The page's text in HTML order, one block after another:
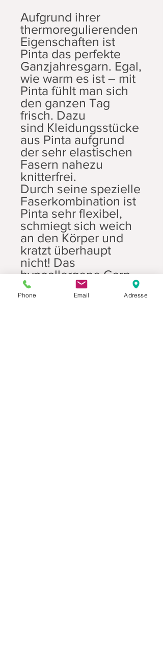
Aufgrund ihrer
thermoregulierenden
Eigenschaften ist
Pinta das perfekte
Ganzjahresgarn. Egal,
wie warm es ist – mit
Pinta fühlt man sich
den ganzen Tag
frisch. Dazu
sind Kleidungsstücke
aus Pinta aufgrund
der sehr elastischen
Fasern nahezu
knitterfrei.
Durch seine spezielle
Faserkombination ist
Pinta sehr flexibel,
schmiegt sich weich
an den Körper und
kratzt überhaupt
nicht! Das
hypoallergene Garn
ist sanft und weich!
Pinta vertritt natürlich
Phone Email Adresse